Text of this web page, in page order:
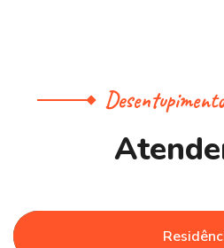
Atende